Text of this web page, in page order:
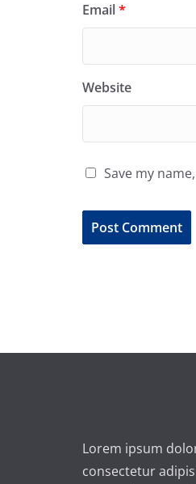
Email*
Website
Save my
Lorem ipsum
consectetur